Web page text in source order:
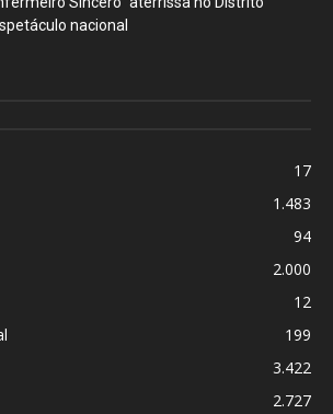
nacional
17
1.483
94
2.000
12
199
3.422
2.727